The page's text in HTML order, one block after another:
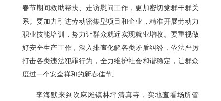
春节期间救助帮扶、走访慰问工作，更加密切党群干群关
系。要加力引进劳动密集型项目和企业，精准开展劳动力
职业技能培训，努力让群众就近实现就业增收。要重视做
好安全生产工作，深入排查化解各类矛盾纠纷，依法严厉
打击各类违法犯罪行为，全力维护社会和谐稳定，让群众
度过一个安全祥和的新春佳节。
李海默来到吹麻滩镇林坪清真寺，实地查看场所管